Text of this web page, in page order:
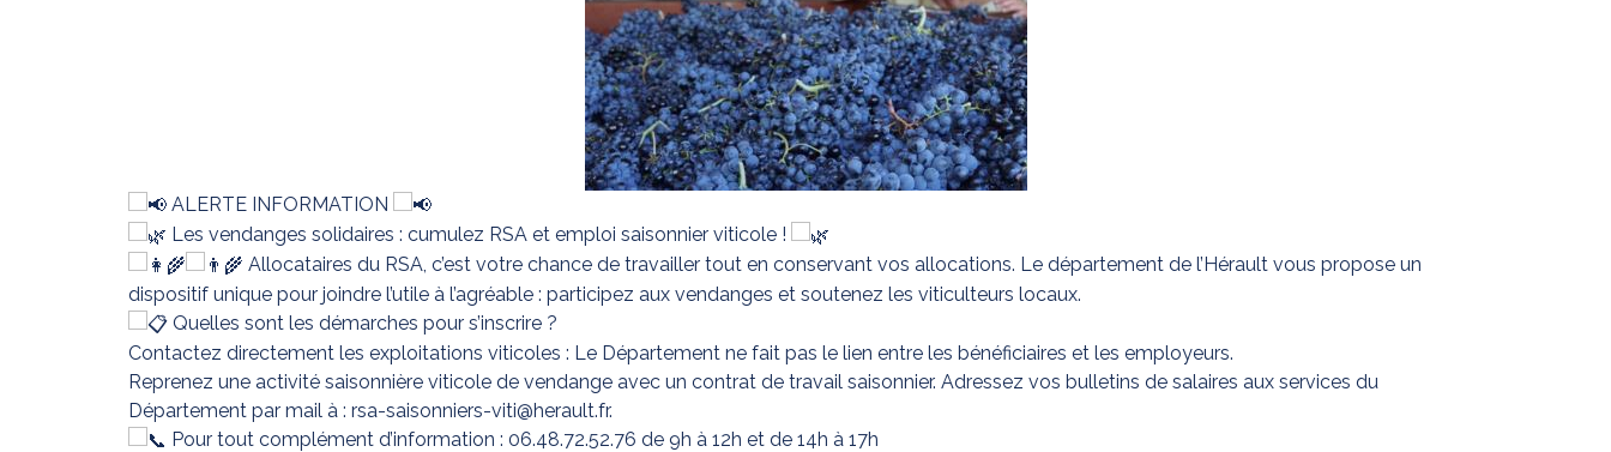
ALERTE INFORMATION
Les vendanges solidaires : cumulez RSA et emploi saisonnier viticole !
Allocataires du RSA, c’est votre chance de travailler tout en conservant vos allocations. Le département de l’Hérault vous propose un
dispositif unique pour joindre l’utile à l’agréable : participez aux vendanges et soutenez les viticulteurs locaux.
Quelles sont les démarches pour s’inscrire ?
Contactez directement les exploitations viticoles : Le Département ne fait pas le lien entre les bénéficiaires et les employeurs.
Reprenez une activité saisonnière viticole de vendange avec un contrat de travail saisonnier. Adressez vos bulletins de salaires aux services du
Département par mail à : rsa-saisonniers-viti@herault.fr.
Pour tout complément d’information : 06.48.72.52.76 de 9h à 12h et de 14h à 17h